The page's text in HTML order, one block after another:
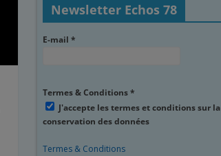
Newsletter Echos 78
E-mail*
Termes & Conditions*
J'accepte les termes et conditions sur la
conservation des données
Termes & Conditions